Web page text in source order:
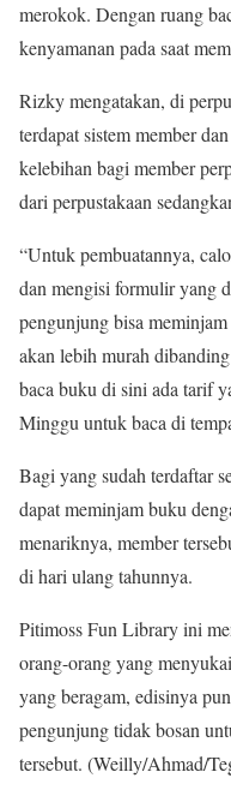
merokok. Dengan ruang
kenyamanan pada saat
Rizky mengatakan, di
terdapat sistem member
kelebihan bagi member
dari perpustakaan
“Untuk pembuatannya,
dan mengisi formulir yang
pengunjung bisa
akan lebih murah
baca buku di sini ada tarif
Minggu untuk baca di
Bagi yang sudah terdaftar
dapat meminjam buku
menariknya, member
di hari ulang tahunnya.
Pitimoss Fun Library ini
orang-orang yang
yang beragam, edisinya
pengunjung tidak bosan
tersebut. (Weilly/Ahmad/